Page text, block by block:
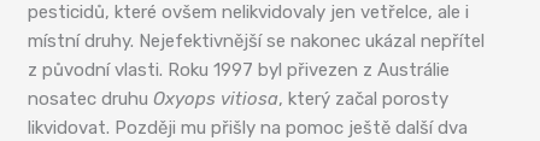
pesticidů, které ovšem nelikvidovaly jen vetřelce, ale i
místní druhy. Nejefektivnější se nakonec ukázal nepřítel
z původní vlasti. Roku 1997 byl přivezen z Austrálie
nosatec druhuOxyops vitiosa, který začal porosty
likvidovat. Později mu přišly na pomoc ještě další dva